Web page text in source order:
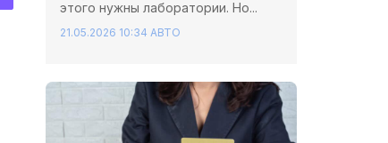
этого нужны лаборатории. Но...
21.05.2026 10:34 АВТО